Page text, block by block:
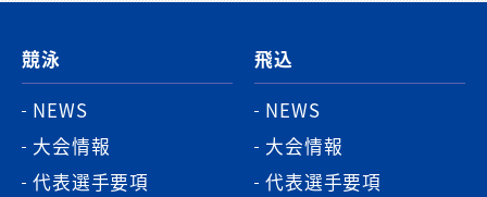
競泳
NEWS
大会情報
代表選手要項
飛込
NEWS
大会情報
代表選手要項